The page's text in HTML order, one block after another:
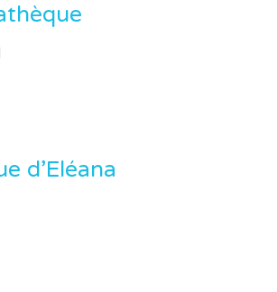
d’Eléana